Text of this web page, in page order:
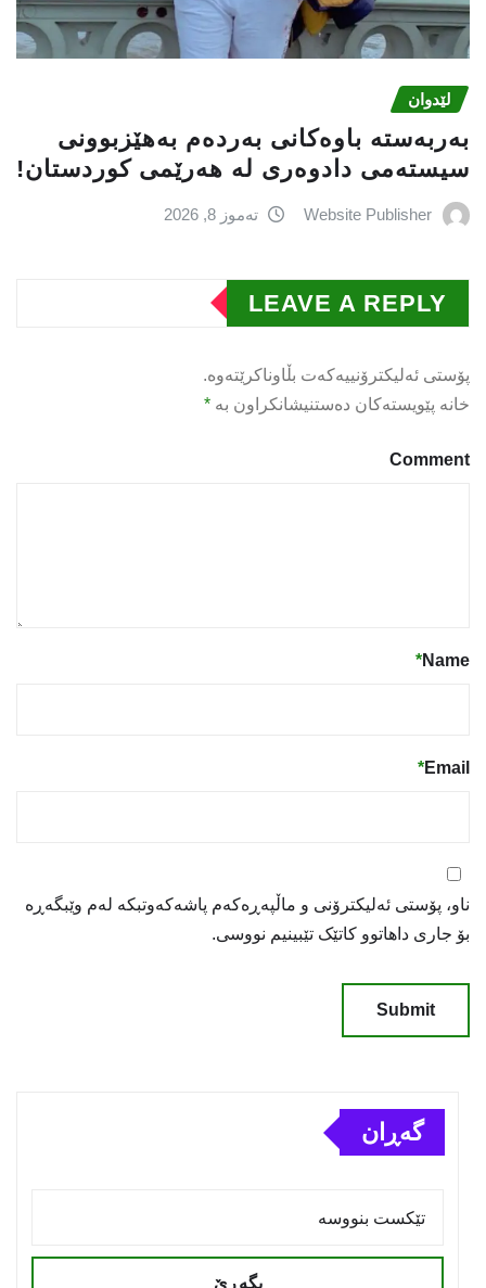
لێدوان
بەربەستە باوەکانی بەردەم بەهێزبوونی
سیستەمی دادوەری لە هەرێمی کوردستان!
Website Publisher تەموز 8, 2026
LEAVE A REPLY
پۆستی ئەلیکترۆنییەکەت بڵاوناکرێتەوە.
خانە پێویستەکان دەستنیشانکراون بە *
Comment
Name
*
Email
*
ناو، پۆستی ئەلیکترۆنی و ماڵپەڕەکەم پاشەکەوتبکە لەم وێبگەڕە
بۆ جاری داهاتوو کاتێک تێبینیم نووسی.
گەڕان
بگەڕێ